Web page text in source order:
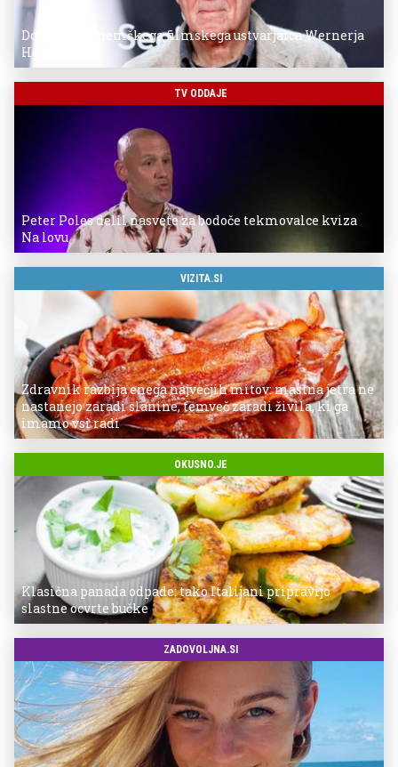
Donostia za nemškega filmskega ustvarjalca Wernerja
Herzoga
TV ODDAJE
Peter Poles delil nasvete za bodoče tekmovalce kviza
Na lovu
VIZITA.SI
Zdravnik razbija enega največjih mitov: mastna jetra ne
nastanejo zaradi slanine, temveč zaradi živila, ki ga
imamo vsi radi
OKUSNO.JE
Klasična panada odpade: tako Italijani pripravijo
slastne ocvrte bučke
ZADOVOLJNA.SI